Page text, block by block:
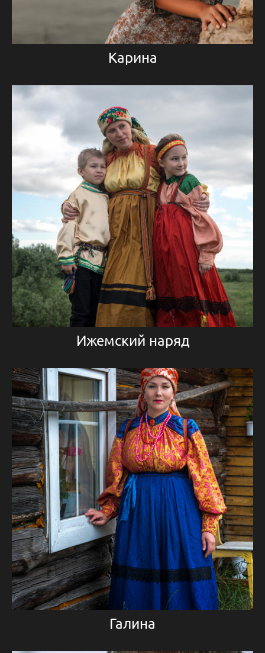
Карина
Ижемский наряд
Галина